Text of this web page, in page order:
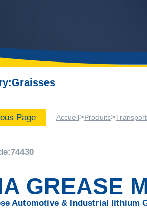
Graisses
Page Accueil>Produits>
74430
GREASE
Automotive & Industrial lithium